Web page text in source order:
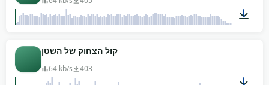
קול הצחוק של השטן
64 kb/s 403